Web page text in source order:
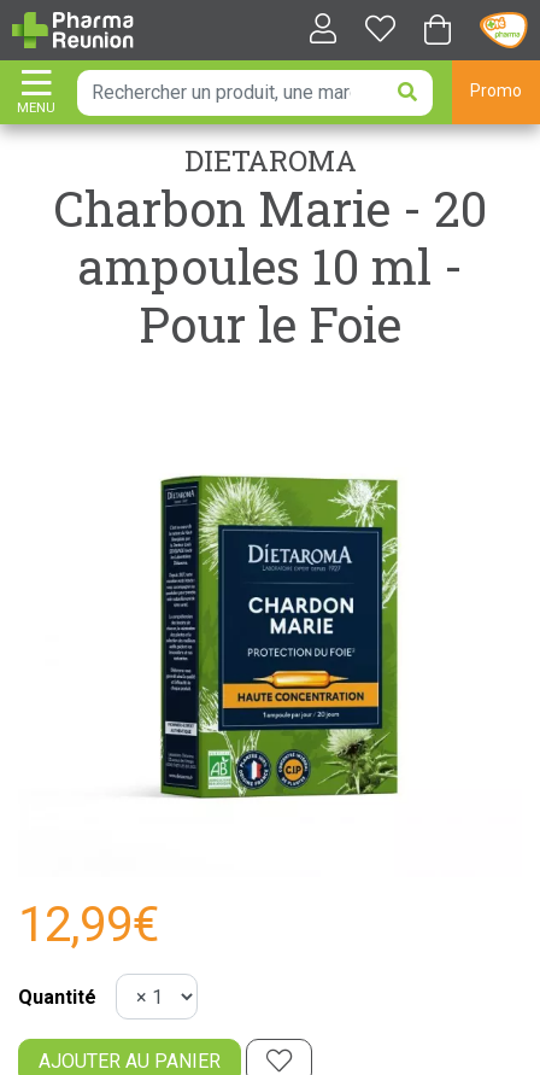
MENU
AFFICHER LA NAVIGATION
Promo
DIETAROMA
Charbon Marie - 20
ampoules 10 ml -
Pour le Foie
12,99€
Quantité
AJOUTER AU PANIER